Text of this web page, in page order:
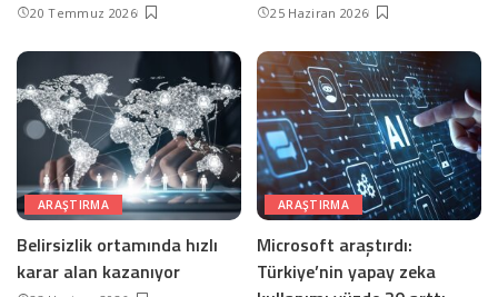
20 Temmuz 2026 25 Haziran 2026
ARAŞTIRMA
Belirsizlik ortamında hızlı
karar alan kazanıyor
ARAŞTIRMA
Microsoft araştırdı:
Türkiye’nin yapay zeka